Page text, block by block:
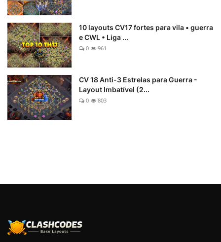
10 layouts CV17 fortes para vila • guerra
e CWL • Liga ...
0 961
CV 18 Anti-3 Estrelas para Guerra -
Layout Imbatível (2...
0 803